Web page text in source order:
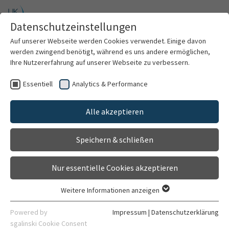
Zum Hauptinhalt springen
Willkommen
Über uns
Für Patienten
Für Ärzte
Neurologie und Poliklinik
Erkrankungen und
Bewegungsstörungen
Dystonien
Datenschutzeinstellungen
Auf unserer Webseite werden Cookies verwendet. Einige davon
werden zwingend benötigt, während es uns andere ermöglichen,
Ihre Nutzererfahrung auf unserer Webseite zu verbessern.
Essentiell Analytics & Performance
Alle akzeptieren
Speichern & schließen
Nur essentielle Cookies akzeptieren
Essentielle Cookies werden für grundlegende Funktionen der
Webseite benötigt. Dadurch ist gewährleistet, dass die
Weitere Informationen anzeigen
Powered by
sgalinski Cookie Consent
Impressum | Datenschutzerklärung